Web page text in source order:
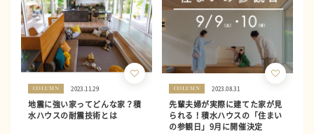
COLUMN 2023.11.29
地震に強い家ってどんな家？積
水ハウスの耐震技術とは
COLUMN 2023.08.31
先輩夫婦が実際に建てた家が見
られる！積水ハウスの「住まい
の参観日」9月に開催決定